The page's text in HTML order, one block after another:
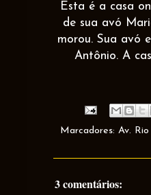
Esta é a casa
de sua avó
morou. Sua avó
Antônio. A
Marcadores: Av.
3 comentários: